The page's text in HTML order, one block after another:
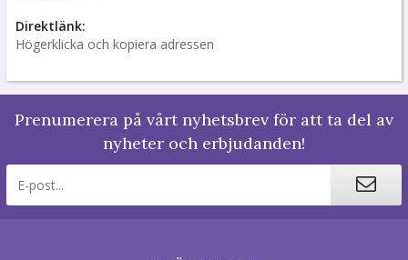
Direktlänk:
Högerklicka och kopiera adressen
Prenumerera på vårt nyhetsbrev för att ta del av
nyheter och erbjudanden!